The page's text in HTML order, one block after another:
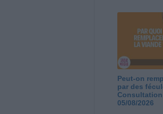
Peut-on
par des
05/08/2026